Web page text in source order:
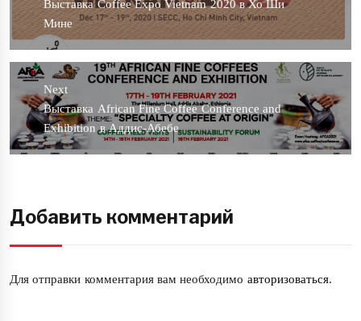
Previous
post:
Выставка Coffee Expo Vietnam 2020 в Хо Ши
Мине
Next
Next
post:
Выставка African Fine Coffee Conference and
Exhibition в Аддис-Абебе
Добавить комментарий
Для отправки комментария вам необходимо авторизоваться.